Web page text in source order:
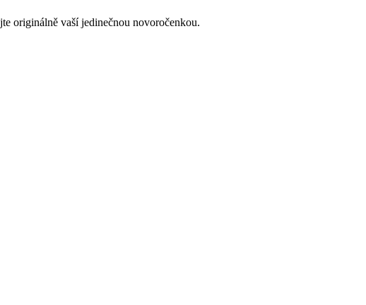
originálně vaší jedinečnou novoročenkou.